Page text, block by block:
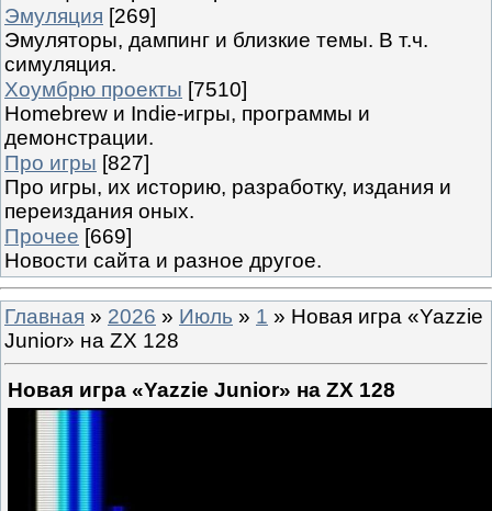
Эмуляция [269]
Эмуляторы, дампинг и близкие темы. В т.ч.
симуляция.
Хоумбрю проекты [7510]
Homebrew и Indie-игры, программы и
демонстрации.
Про игры [827]
Про игры, их историю, разработку, издания и
переиздания оных.
Прочее [669]
Новости сайта и разное другое.
Главная » 2026 » Июль » 1 » Новая игра «Yazzie
Junior» на ZX 128
Новая игра «Yazzie Junior» на ZX 128